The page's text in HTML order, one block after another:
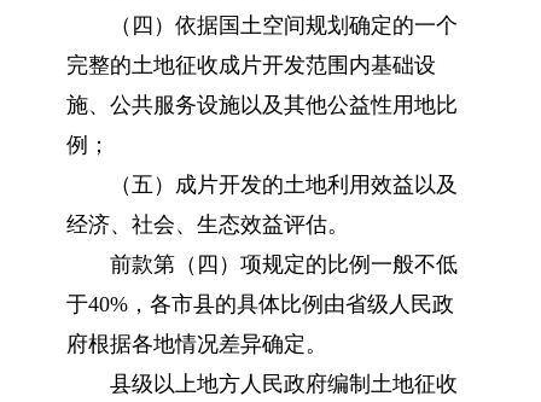
（四）依据国土空间规划确定的一个
完整的土地征收成片开发范围内基础设
施、公共服务设施以及其他公益性用地比
例；
（五）成片开发的土地利用效益以及
经济、社会、生态效益评估。
前款第（四）项规定的比例一般不低
于40%，各市县的具体比例由省级人民政
府根据各地情况差异确定。
县级以上地方人民政府编制土地征收